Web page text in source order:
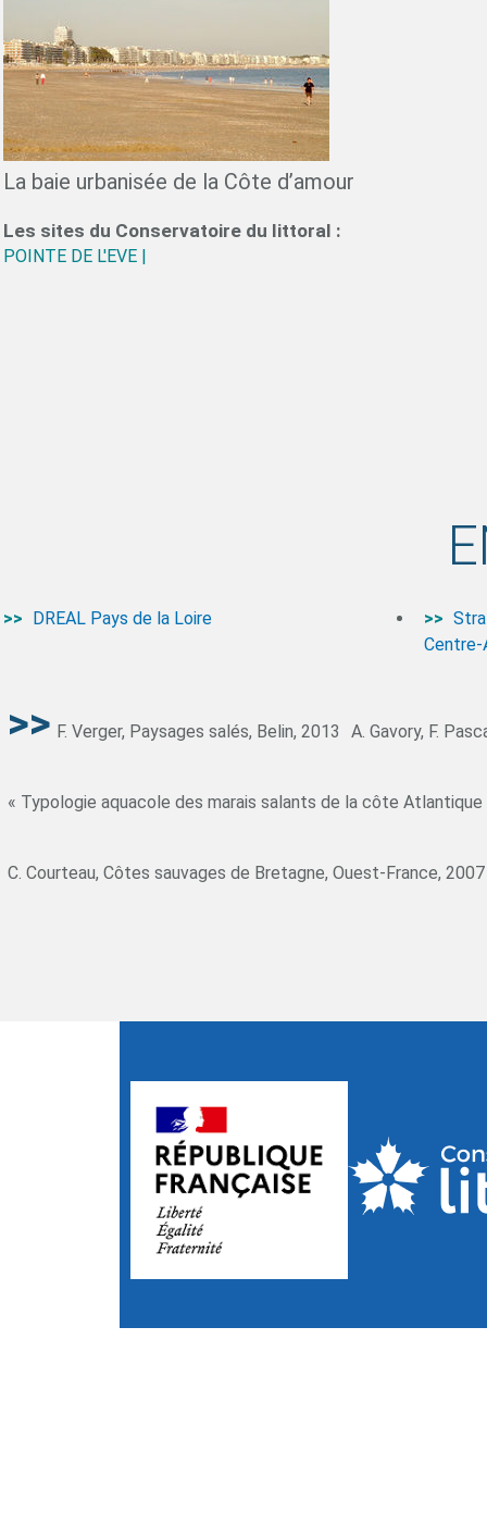
La baie urbanisée de la Côte d’amour
Les sites du Conservatoire du littoral :
POINTE DE L'EVE |
DREAL Pays de la Loire
Centre-
F. Verger, Paysages salés, Belin, 2013 A. Gavory, F.
« Typologie aquacole des marais salants de la côte Atlantique
C. Courteau, Côtes sauvages de Bretagne, Ouest-France, 2007